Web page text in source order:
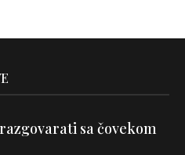
sa čovekom